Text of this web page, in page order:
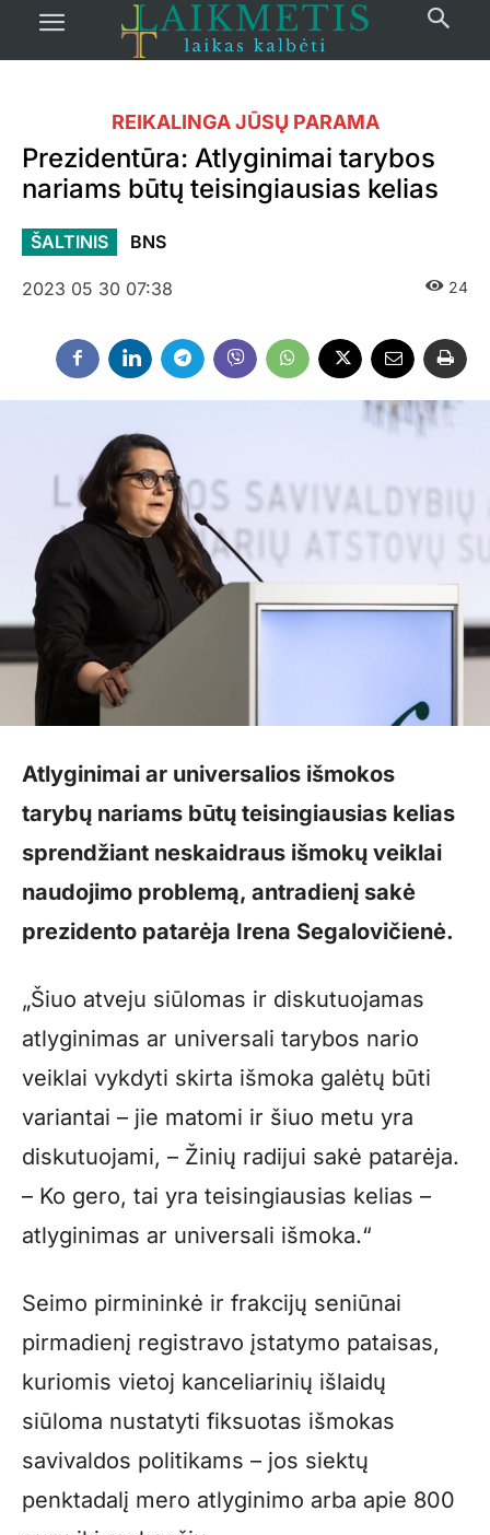
REIKALINGA JŪSŲ PARAMA
Prezidentūra: Atlyginimai tarybos
nariams būtų teisingiausias kelias
ŠALTINIS BNS
2023 05 30 07:38 24
Atlyginimai ar universalios išmokos
tarybų nariams būtų teisingiausias kelias
sprendžiant neskaidraus išmokų veiklai
naudojimo problemą, antradienį sakė
prezidento patarėja Irena Segalovičienė.
„Šiuo atveju siūlomas ir diskutuojamas
atlyginimas ar universali tarybos nario
veiklai vykdyti skirta išmoka galėtų būti
variantai – jie matomi ir šiuo metu yra
diskutuojami, – Žinių radijui sakė patarėja.
– Ko gero, tai yra teisingiausias kelias –
atlyginimas ar universali išmoka.“
Seimo pirmininkė ir frakcijų seniūnai
pirmadienį registravo įstatymo pataisas,
kuriomis vietoj kanceliarinių išlaidų
siūloma nustatyti fiksuotas išmokas
savivaldos politikams – jos siektų
penktadalį mero atlyginimo arba apie 800